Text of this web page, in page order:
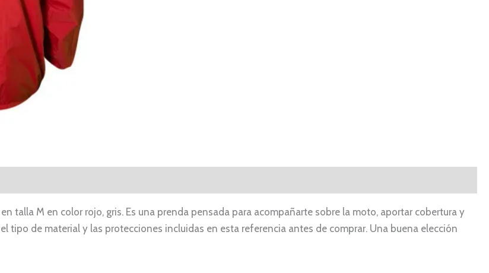
talla M en color rojo, gris. Es una prenda pensada para acompañarte sobre la moto, aportar cobertura y
tipo de material y las protecciones incluidas en esta referencia antes de comprar. Una buena elección